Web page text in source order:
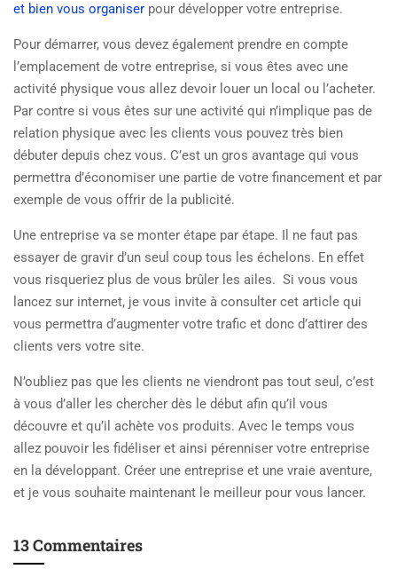
et bien vous organiser pour développer votre entreprise.
Pour démarrer, vous devez également prendre en compte
l’emplacement de votre entreprise, si vous êtes avec une
activité physique vous allez devoir louer un local ou l’acheter.
Par contre si vous êtes sur une activité qui n’implique pas de
relation physique avec les clients vous pouvez très bien
débuter depuis chez vous. C’est un gros avantage qui vous
permettra d’économiser une partie de votre financement et par
exemple de vous offrir de la publicité.
Une entreprise va se monter étape par étape. Il ne faut pas
essayer de gravir d’un seul coup tous les échelons. En effet
vous risqueriez plus de vous brûler les ailes. Si vous vous
lancez sur internet, je vous invite à consulter cet article qui
vous permettra d’augmenter votre trafic et donc d’attirer des
clients vers votre site.
N’oubliez pas que les clients ne viendront pas tout seul, c’est
à vous d’aller les chercher dès le début afin qu’il vous
découvre et qu’il achète vos produits. Avec le temps vous
allez pouvoir les fidéliser et ainsi pérenniser votre entreprise
en la développant. Créer une entreprise et une vraie aventure,
et je vous souhaite maintenant le meilleur pour vous lancer.
13 Commentaires